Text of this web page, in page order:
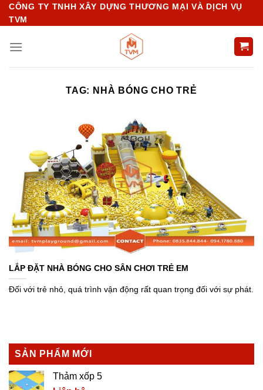
Chuyển
đến
dung
CÔNG TY TNHH XÂY DỰNG THƯƠNG MẠI VÀ DỊCH VỤ
TVM
TAG: NHÀ BÓNG CHO TRẺ
SẢN PHẨM MỚI
Thảm xốp 5
LẮP ĐẶT NHÀ BÓNG CHO SÂN CHƠI TRẺ EM
Đối với trẻ nhỏ, quá trình vận động rất quan trọng đối với sự phát.